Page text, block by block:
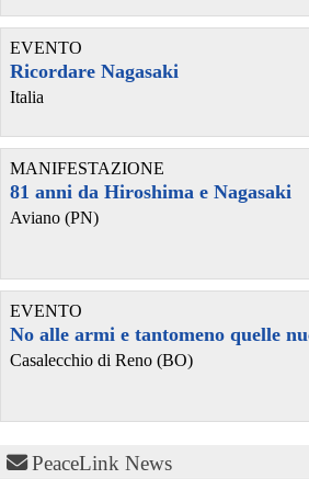
EVENTO
Ricordare Nagasaki
Italia
MANIFESTAZIONE
81 anni da Hiroshima e Nagasaki
Aviano (PN)
EVENTO
No alle armi e tantomeno quelle
Casalecchio di Reno (BO)
PeaceLink News